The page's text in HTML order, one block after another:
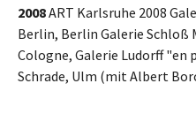
2008ART Karlsruhe 2008
Berlin, Berlin Galerie Schloß
Cologne, Galerie Ludorff "en
Schrade, Ulm (mit Albert